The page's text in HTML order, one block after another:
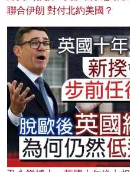
聯合伊朗 對付北約美國？